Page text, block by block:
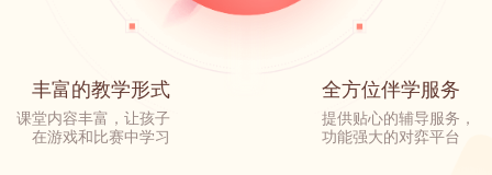
丰富的教学形式
课堂内容丰富，让孩子
在游戏和比赛中学习
全方位伴学服务
提供贴心的辅导服务，
功能强大的对弈平台